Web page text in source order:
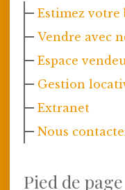
Estimez votre
Vendre avec
Espace
Gestion
Extranet
Nous
Pied de